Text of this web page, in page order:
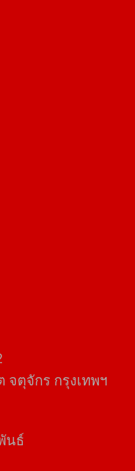
จตุจักร​ กรุงเทพฯ
นธ์